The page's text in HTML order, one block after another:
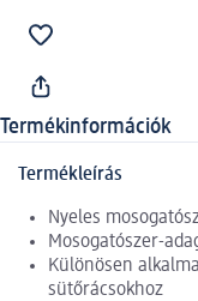
Termékinformációk
Termékleírás
Nyeles
Mosogatószer-
Különösen
sütőrácsokhoz